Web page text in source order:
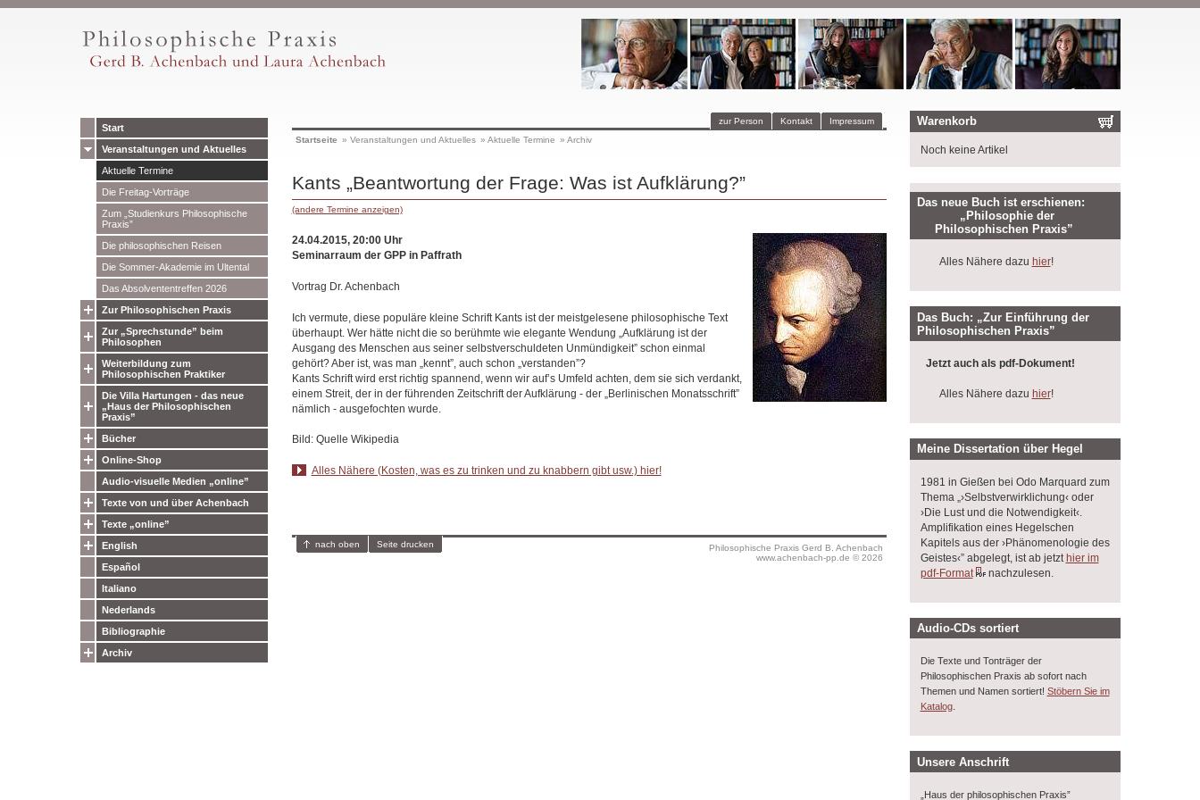
Start
Veranstaltungen und Aktuelles
Aktuelle Termine
Die Freitag-Vorträge
Zum „Studienkurs Philosophische
Praxis”
Die philosophischen Reisen
Die Sommer-Akademie im Ultental
Das Absolvententreffen 2026
Zur Philosophischen Praxis
Zur „Sprechstunde” beim
Philosophen
Weiterbildung zum
Philosophischen Praktiker
Die Villa Hartungen - das neue
„Haus der Philosophischen
Praxis”
Bücher
Online-Shop
Audio-visuelle Medien „online”
Texte von und über Achenbach
Texte „online”
English
Español
Italiano
Nederlands
Bibliographie
Archiv
Impressum
Kontakt
zur Person
Startseite » Veranstaltungen und Aktuelles » Aktuelle Termine » Archiv
Kants „Beantwortung der Frage: Was ist Aufklärung?”
(andere Termine anzeigen)
24.04.2015, 20:00 Uhr
Seminarraum der GPP in Paffrath
Vortrag Dr. Achenbach
Ich vermute, diese populäre kleine Schrift Kants ist der meistgelesene philosophische Text
überhaupt. Wer hätte nicht die so berühmte wie elegante Wendung „Aufklärung ist der
Ausgang des Menschen aus seiner selbstverschuldeten Unmündigkeit” schon einmal
gehört? Aber ist, was man „kennt”, auch schon „verstanden”?
Kants Schrift wird erst richtig spannend, wenn wir auf’s Umfeld achten, dem sie sich verdankt,
einem Streit, der in der führenden Zeitschrift der Aufklärung - der „Berlinischen Monatsschrift”
nämlich - ausgefochten wurde.
Bild: Quelle Wikipedia
Alles Nähere (Kosten, was es zu trinken und zu knabbern gibt usw.) hier!
Philosophische Praxis Gerd B. Achenbach
www.achenbach-pp.de © 2026
nach oben Seite drucken
Warenkorb
Noch keine Artikel
Das neue Buch ist erschienen:
„Philosophie der
Philosophischen Praxis”
Alles Nähere dazu hier!
Das Buch: „Zur Einführung der
Philosophischen Praxis”
Jetzt auch als pdf-Dokument!
Alles Nähere dazu hier!
Meine Dissertation über Hegel
1981 in Gießen bei Odo Marquard zum
Thema „›Selbstverwirklichung‹ oder
›Die Lust und die Notwendigkeit‹.
Amplifikation eines Hegelschen
Kapitels aus der ›Phänomenologie des
Geistes‹” abgelegt, ist ab jetzt hier im
pdf-Format
nachzulesen.
Audio-CDs sortiert
Die Texte und Tonträger der
Philosophischen Praxis ab sofort nach
Themen und Namen sortiert! Stöbern Sie im
Katalog.
Unsere Anschrift
„Haus der philosophischen Praxis”